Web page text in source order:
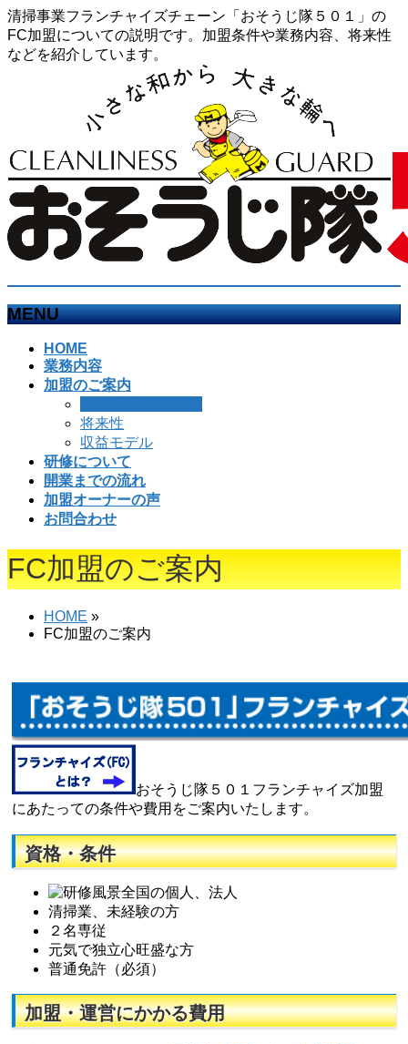
清掃事業フランチャイズチェーン「おそうじ隊５０１」の
FC加盟についての説明です。加盟条件や業務内容、将来性
などを紹介しています。
MENU
HOME
業務内容
加盟のご案内
将来性
収益モデル
研修について
開業までの流れ
加盟オーナーの声
お問合わせ
FC加盟のご案内
HOME »
FC加盟のご案内
おそうじ隊５０１フランチャイズ加盟
にあたっての条件や費用をご案内いたします。
資格・条件
全国の個人、法人
清掃業、未経験の方
２名専従
元気で独立心旺盛な方
普通免許（必須）
加盟・運営にかかる費用